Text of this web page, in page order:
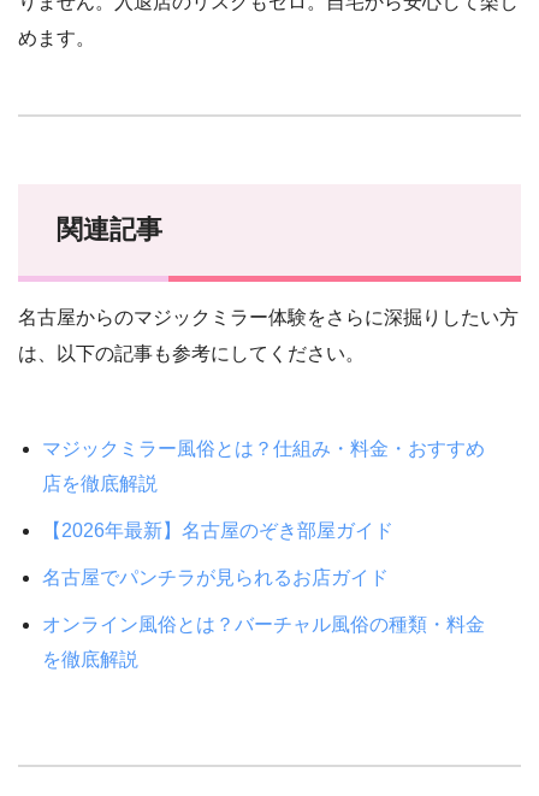
めます。
関連記事
名古屋からのマジックミラー体験をさらに深掘りしたい方
は、以下の記事も参考にしてください。
マジックミラー風俗とは？仕組み・料金・おすすめ
店を徹底解説
【2026年最新】名古屋のぞき部屋ガイド
名古屋でパンチラが見られるお店ガイド
オンライン風俗とは？バーチャル風俗の種類・料金
を徹底解説